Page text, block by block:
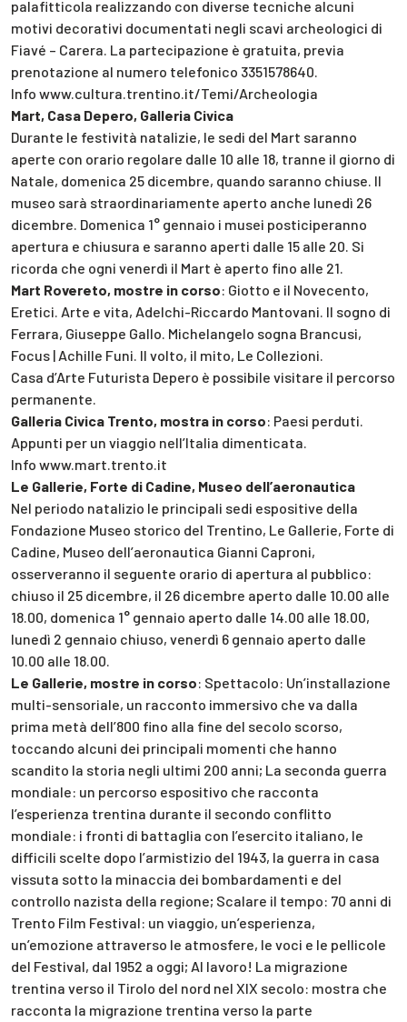
palafitticola realizzando con diverse tecniche alcuni
motivi decorativi documentati negli scavi archeologici di
Fiavé – Carera. La partecipazione è gratuita, previa
prenotazione al numero telefonico 3351578640.
Info www.cultura.trentino.it/Temi/Archeologia
Mart, Casa Depero, Galleria Civica
Durante le festività natalizie, le sedi del Mart saranno
aperte con orario regolare dalle 10 alle 18, tranne il giorno di
Natale, domenica 25 dicembre, quando saranno chiuse. Il
museo sarà straordinariamente aperto anche lunedì 26
dicembre. Domenica 1° gennaio i musei posticiperanno
apertura e chiusura e saranno aperti dalle 15 alle 20. Si
ricorda che ogni venerdì il Mart è aperto fino alle 21.
Mart Rovereto, mostre in corso: Giotto e il Novecento,
Eretici. Arte e vita, Adelchi-Riccardo Mantovani. Il sogno di
Ferrara, Giuseppe Gallo. Michelangelo sogna Brancusi,
Focus | Achille Funi. Il volto, il mito, Le Collezioni.
Casa d’Arte Futurista Depero è possibile visitare il percorso
permanente.
Galleria Civica Trento, mostra in corso: Paesi perduti.
Appunti per un viaggio nell’Italia dimenticata.
Info www.mart.trento.it
Le Gallerie, Forte di Cadine, Museo dell’aeronautica
Nel periodo natalizio le principali sedi espositive della
Fondazione Museo storico del Trentino, Le Gallerie, Forte di
Cadine, Museo dell’aeronautica Gianni Caproni,
osserveranno il seguente orario di apertura al pubblico:
chiuso il 25 dicembre, il 26 dicembre aperto dalle 10.00 alle
18.00, domenica 1° gennaio aperto dalle 14.00 alle 18.00,
lunedì 2 gennaio chiuso, venerdì 6 gennaio aperto dalle
10.00 alle 18.00.
Le Gallerie, mostre in corso: Spettacolo: Un’installazione
multi-sensoriale, un racconto immersivo che va dalla
prima metà dell’800 fino alla fine del secolo scorso,
toccando alcuni dei principali momenti che hanno
scandito la storia negli ultimi 200 anni; La seconda guerra
mondiale: un percorso espositivo che racconta
l’esperienza trentina durante il secondo conflitto
mondiale: i fronti di battaglia con l’esercito italiano, le
difficili scelte dopo l’armistizio del 1943, la guerra in casa
vissuta sotto la minaccia dei bombardamenti e del
controllo nazista della regione; Scalare il tempo: 70 anni di
Trento Film Festival: un viaggio, un’esperienza,
un’emozione attraverso le atmosfere, le voci e le pellicole
del Festival, dal 1952 a oggi; Al lavoro! La migrazione
trentina verso il Tirolo del nord nel XIX secolo: mostra che
racconta la migrazione trentina verso la parte